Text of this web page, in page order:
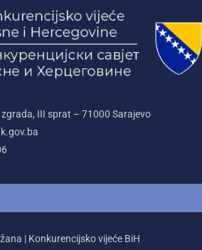
III sprat – 71000‌ Sarajevo
| Konkurencijsko vijeće BiH